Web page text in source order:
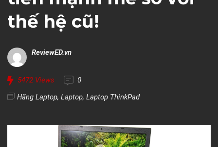
thế hệ cũ!
ReviewED.vn
5472 Views
0
Hãng Laptop, Laptop, Laptop ThinkPad